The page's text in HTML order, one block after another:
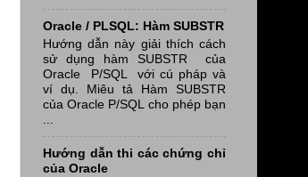
Oracle / PLSQL: Hàm SUBSTR
Hướng dẫn này giải thích cách
sử dụng hàm SUBSTR của
Oracle P/SQL với cú pháp và
ví dụ. Miêu tả Hàm SUBSTR
của Oracle P/SQL cho phép bạn
Hướng dẫn thi các chứng chỉ
của Oracle